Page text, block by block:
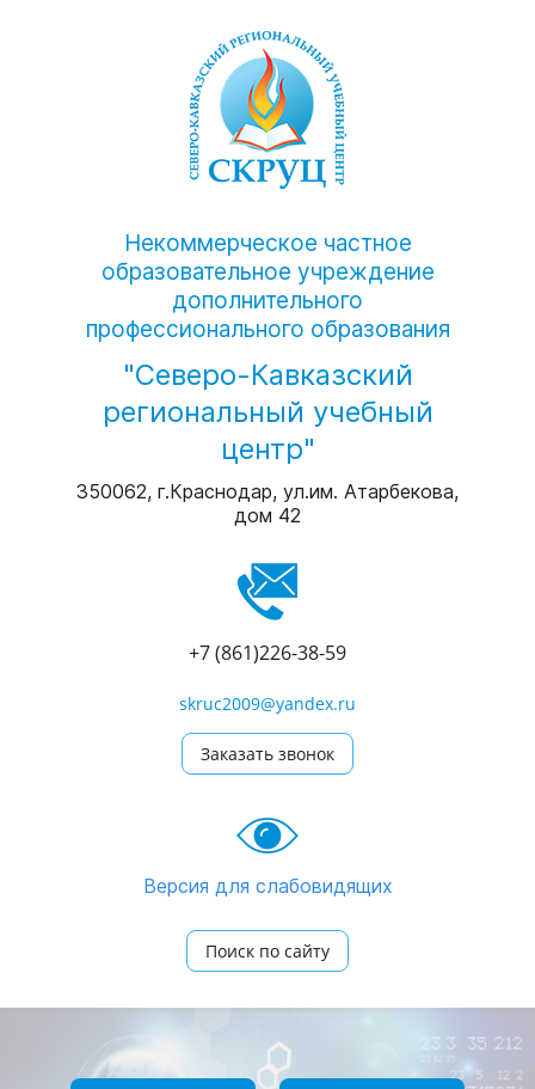
Некоммерческое частное
образовательное учреждение
дополнительного
профессионального образования
"Северо-Кавказский
региональный учебный
центр"
350062, г.Краснодар, ул.им. Атарбекова,
дом 42
+7 (861)226-38-59
skruc2009@yandex.ru
Заказать звонок
Версия для слабовидящих
Поиск по сайту